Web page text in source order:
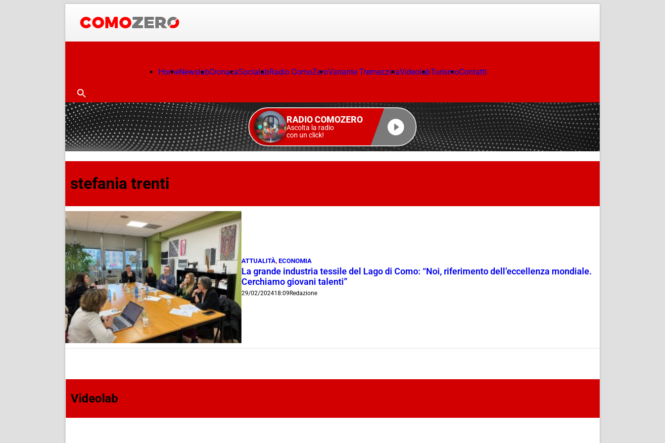
HomeNewslabCronacaSocialabRadio ComoZeroVariante TremezzinaVideolabTurismoContatti
RADIO COMOZERO
Ascolta la radio
con un click!
stefania trenti
ATTUALITÀ,ECONOMIA
La grande industria tessile del Lago di Como: “Noi, riferimento dell’eccellenza mondiale.
Cerchiamo giovani talenti”
29/02/202418:09 Redazione
Videolab